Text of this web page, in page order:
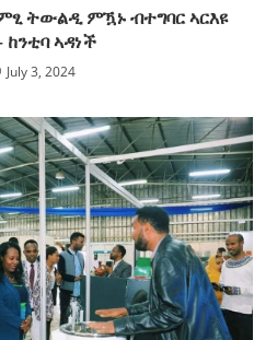
ትውልዲ ምዃኑ ብተግባር ኣርእዩ
ከንቲባ ኣዳነች
July 3, 2024